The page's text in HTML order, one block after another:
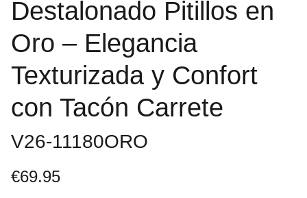
Destalonado Pitillos en
Oro – Elegancia
Texturizada y Confort
con Tacón Carrete
V26-11180ORO
€69.95